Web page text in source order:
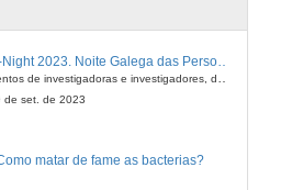
G-Night 2023. Noite Galega das Persoas Investigadoras. Conciencias creativas
de set. de 2023
matar de fame as bacterias?